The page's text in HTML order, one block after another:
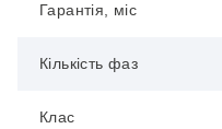
Гарантія, міс
Кількість фаз
Клас